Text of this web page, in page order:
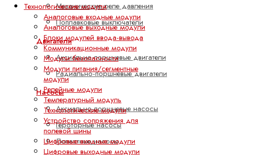
Механические реле давления
Поплавковые выключатели
Двигатели
Аксиально-поршневые двигатели
Радиально-поршневые двигатели
Насосы
Аксиально-поршневые насосы
Героторные насосы
Лопастные насосы
Технологические модули
Аналоговые входные модули
Аналоговые выходные модули
Блоки модулей ввода-вывода
Коммуникационные модули
Модули безопасности
Модули питания/сегментные
модули
Релейные модули
Температурный модуль
Технологические модули
Устройство сопряжения для
полевой шины
Цифровые входные модули
Цифровые выходные модули